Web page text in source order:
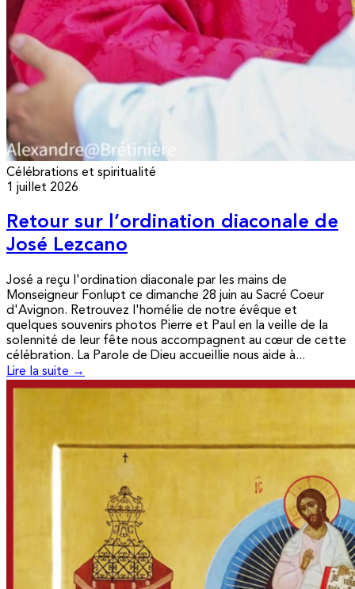
Célébrations et spiritualité
1 juillet 2026
Retour sur l’ordination diaconale de
José Lezcano
José a reçu l'ordination diaconale par les mains de
Monseigneur Fonlupt ce dimanche 28 juin au Sacré Coeur
d'Avignon. Retrouvez l'homélie de notre évêque et
quelques souvenirs photos Pierre et Paul en la veille de la
solennité de leur fête nous accompagnent au cœur de cette
célébration. La Parole de Dieu accueillie nous aide à...
Lire la suite →